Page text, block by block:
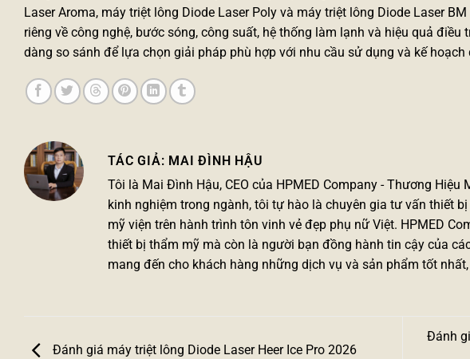
Laser Aroma, máy triệt lông Diode Laser Poly và máy triệt lông Diode Laser BM
riêng về công nghệ, bước sóng, công suất, hệ thống làm lạnh và hiệu quả
dàng so sánh để lựa chọn giải pháp phù hợp với nhu cầu sử dụng và kế
MAI ĐÌNH HẬU
Tôi là Mai Đình Hậu, CEO của HPMED Company - Thương
kinh nghiệm trong ngành, tôi tự hào là chuyên gia tư vấn thiết
mỹ viện trên hành trình tôn vinh vẻ đẹp phụ nữ Việt. HPMED
thiết bị thẩm mỹ mà còn là người bạn đồng hành tin cậy của
mang đến cho khách hàng những dịch vụ và sản phẩm tốt
Đánh giá máy triệt lông Diode Laser Heer Ice Pro 2026
Đánh